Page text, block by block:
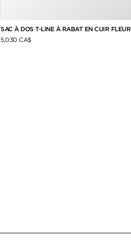
SAC À DOS T-LINE À RABAT EN CUIR FLEUR
5,030 CA$